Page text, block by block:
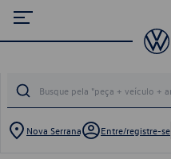
Nova Serrana Entre/registre-se